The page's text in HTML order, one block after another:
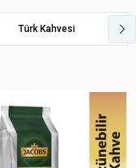
Türk Kahvesi